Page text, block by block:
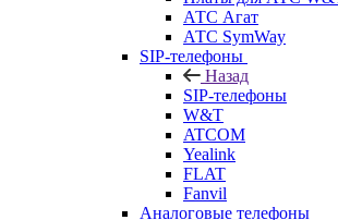
АТС Агат
АТС SymWay
SIP-телефоны
Назад
SIP-телефоны
W&T
ATCOM
Yealink
FLAT
Fanvil
Аналоговые телефоны